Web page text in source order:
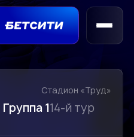
114-й тур
Стадион «Труд»